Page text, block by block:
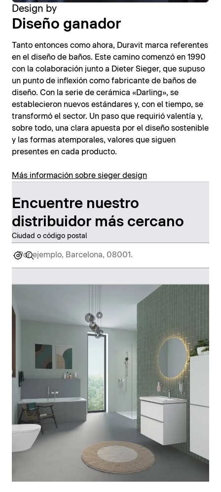
Design by
Diseño ganador
Tanto entonces como ahora, Duravit marca referentes
en el diseño de baños. Este camino comenzó en 1990
con la colaboración junto a Dieter Sieger, que supuso
un punto de inflexión como fabricante de baños de
diseño. Con la serie de cerámica «Darling», se
establecieron nuevos estándares y, con el tiempo, se
transformó el sector. Un paso que requirió valentía y,
sobre todo, una clara apuesta por el diseño sostenible
y las formas atemporales, valores que siguen
presentes en cada producto.
Más información sobre sieger design
Encuentre nuestro
distribuidor más cercano
Ciudad o código postal